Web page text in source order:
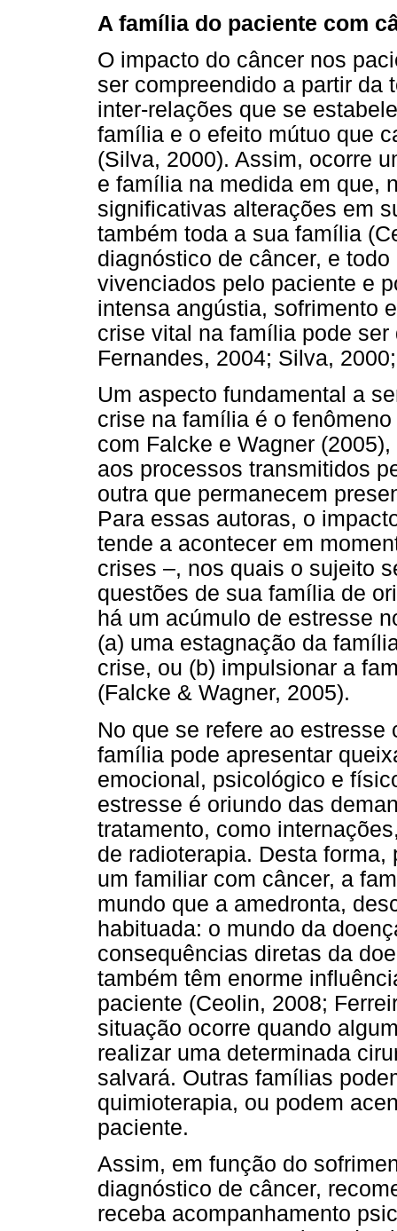
A família do paciente com
O impacto do câncer nos
ser compreendido a partir da
inter-relações que se
família e o efeito mútuo que
(Silva, 2000). Assim, ocorre
e família na medida em que,
significativas alterações em
também toda a sua família
diagnóstico de câncer, e
vivenciados pelo paciente e
intensa angústia, sofrimento
crise vital na família pode
Fernandes, 2004; Silva,
Um aspecto fundamental a
crise na família é o
com Falcke e Wagner
aos processos transmitidos
outra que permanecem
Para essas autoras, o
tende a acontecer em
crises –, nos quais o sujeito
questões de sua família de
há um acúmulo de estresse
(a) uma estagnação da
crise, ou (b) impulsionar a
(Falcke & Wagner, 2005).
No que se refere ao
família pode apresentar
emocional, psicológico e
estresse é oriundo das
tratamento, como
de radioterapia. Desta
um familiar com câncer, a
mundo que a amedronta,
habituada: o mundo da
consequências diretas da
também têm enorme
paciente (Ceolin, 2008;
situação ocorre quando
realizar uma determinada
salvará. Outras famílias
quimioterapia, ou podem
paciente.
Assim, em função do
diagnóstico de câncer,
receba acompanhamento